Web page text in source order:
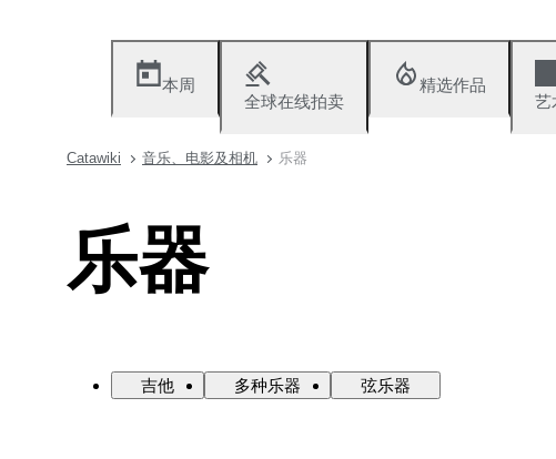
本周
全球在线拍卖
精选作品
艺
Catawiki 音乐、电影及相机 乐器
乐器
吉他 多种乐器 弦乐器